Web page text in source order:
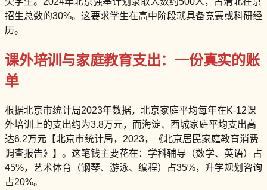
招生总数的30%。这要求学生在高中阶段就具备竞赛或科研经
历。
课外培训与家庭教育支出：一份真实的账
单
根据北京市统计局2023年数据，北京家庭平均每年在K-12课
外培训上的支出约为3.8万元，而海淀、西城家庭平均支出高
达6.2万元【北京市统计局，2023，《北京居民家庭教育消费
调查报告》】。这笔钱主要花在：学科辅导（数学、英语）占
45%，艺术体育（钢琴、游泳、编程）占35%，升学规划咨询
占20%。